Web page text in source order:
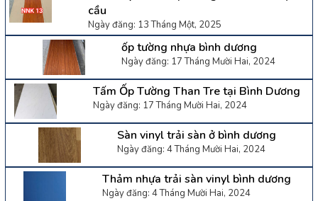
cầu
Ngày đăng: 13 Tháng Một, 2025
ốp tường nhựa bình dương
Ngày đăng: 17 Tháng Mười Hai, 2024
Tấm Ốp Tường Than Tre tại Bình Dương
Ngày đăng: 17 Tháng Mười Hai, 2024
Sàn vinyl trải sàn ở bình dương
Ngày đăng: 4 Tháng Mười Hai, 2024
Thảm nhựa trải sàn vinyl bình dương
Ngày đăng: 4 Tháng Mười Hai, 2024